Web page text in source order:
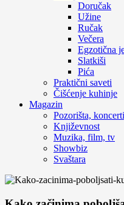
Doručak
Užine
Ručak
Večera
Egzotična
Slatkiši
Pića
Praktični saveti
Čišćenje kuhinje
Magazin
Pozorišta,
Književnost
Muzika, film, tv
Showbiz
Svaštara